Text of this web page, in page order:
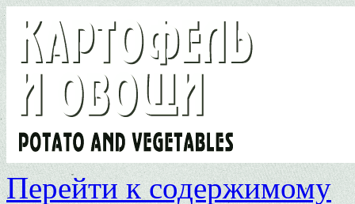
Перейти к содержимому